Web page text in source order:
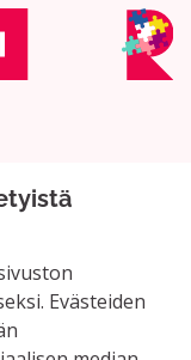
Evästeiden